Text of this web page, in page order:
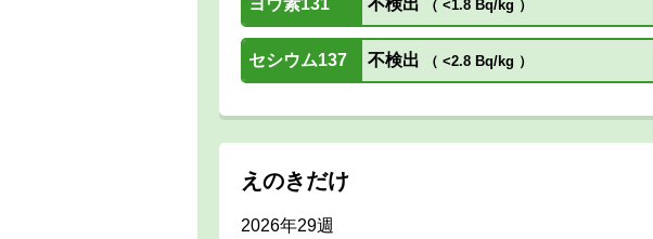
ヨウ素131 不検出 （ <1.8 Bq/kg ）
セシウム137 不検出 （ <2.8 Bq/kg ）
えのきだけ
2026年29週